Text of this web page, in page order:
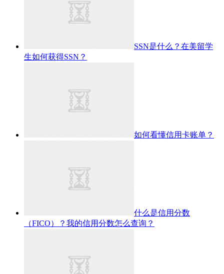
SSN是什么？在美留学
生如何获得SSN？
如何看懂信用卡账单？
什么是信用分数
（FICO）？我的信用分数怎么查询？